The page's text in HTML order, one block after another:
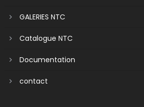
GALERIES NTC
Catalogue NTC
Documentation
contact